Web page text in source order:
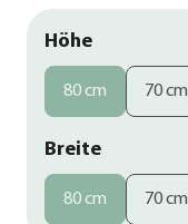
Höhe
80 cm 70 cm
Breite
80 cm 70 cm